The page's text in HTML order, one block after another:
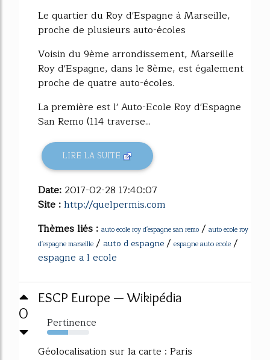
Le quartier du Roy d'Espagne à Marseille,
proche de plusieurs auto-écoles
Voisin du 9ème arrondissement, Marseille
Roy d'Espagne, dans le 8ème, est également
proche de quatre auto-écoles.
La première est l' Auto-Ecole Roy d'Espagne
San Remo (114 traverse...
LIRE LA SUITE
Date: 2017-02-28 17:40:07
Site :http://quelpermis.com
Thèmes liés : auto ecole roy d'espagne san remo / auto ecole roy
d'espagne marseille / auto d espagne/ espagne auto ecole /
espagne a l ecole
0
ESCP Europe — Wikipédia
Pertinence
50%
Géolocalisation sur la carte : Paris